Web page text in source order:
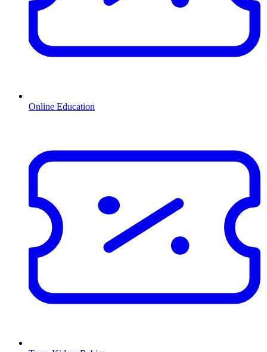
Online Education